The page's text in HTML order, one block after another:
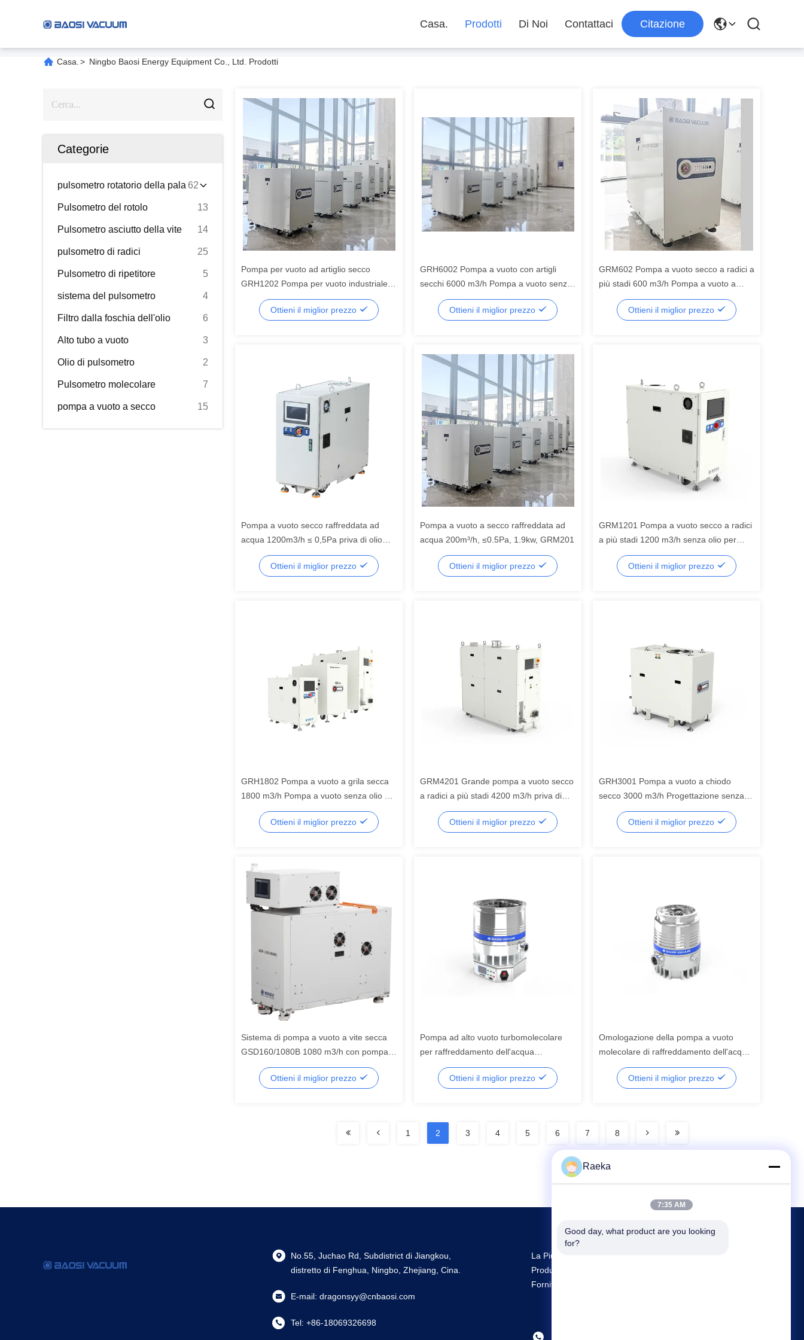
Casa. Prodotti Di Noi Contattaci Citazione
Casa. > Ningbo Baosi Energy Equipment Co., Ltd. Prodotti
Categorie
pulsometro rotatorio della pala 62
Pulsometro del rotolo 13
Pulsometro asciutto della vite 14
pulsometro di radici 25
Pulsometro di ripetitore 5
sistema del pulsometro 4
Filtro dalla foschia dell'olio 6
Alto tubo a vuoto 3
Olio di pulsometro 2
Pulsometro molecolare 7
pompa a vuoto a secco 15
Pompa per vuoto ad artiglio secco
GRH1202 Pompa per vuoto industriale
senza olio da 1200 m³/h per processo
CVD a semiconduttore
Ottieni il miglior prezzo
GRH6002 Pompa a vuoto con artigli
secchi 6000 m3/h Pompa a vuoto senza
olio ad altissima capacità per il processo
dei semiconduttori
Ottieni il miglior prezzo
GRM602 Pompa a vuoto secco a radici a
più stadi 600 m3/h Pompa a vuoto a
media capacità senza olio per il
processo dei semiconduttori
Ottieni il miglior prezzo
Pompa a vuoto secco raffreddata ad
acqua 1200m3/h ≤ 0,5Pa priva di olio
per applicazioni industriali
Ottieni il miglior prezzo
Pompa a vuoto a secco raffreddata ad
acqua 200m³/h, ≤0.5Pa, 1.9kw, GRM201
Ottieni il miglior prezzo
GRM1201 Pompa a vuoto secco a radici
a più stadi 1200 m3/h senza olio per
semiconduttori PECVD MOCVD
Ottieni il miglior prezzo
GRH1802 Pompa a vuoto a grila secca
1800 m3/h Pompa a vuoto senza olio ad
alta velocità per la produzione di
semiconduttoriOttieni il miglior prezzo
GRM4201 Grande pompa a vuoto secco
a radici a più stadi 4200 m3/h priva di
olio per il trasferimento di carico
Ottieni il miglior prezzo
GRH3001 Pompa a vuoto a chiodo
secco 3000 m3/h Progettazione senza
olio per il processo dei semiconduttori
Ottieni il miglior prezzo
Sistema di pompa a vuoto a vite secca
GSD160/1080B 1080 m3/h con pompa
di riserva GSD160
Ottieni il miglior prezzo
Pompa ad alto vuoto turbomolecolare
per raffreddamento dell'acqua
DFFZ250/2000PM-W 2000 L/S per
semiconduttoriOttieni il miglior prezzo
Omologazione della pompa a vuoto
molecolare di raffreddamento dell'acqua
FFZ250/2000PM-W
Ottieni il miglior prezzo
1 2 3 4 5 6 7 8
No.55, Juchao Rd, Subdistrict di Jiangkou,
distretto di Fenghua, Ningbo, Zhejiang, Cina.
E-mail: dragonsyy@cnbaosi.com
Tel: +86-18069326698
La Più Grande Ricerca E Sviluppo E
Produzione Rotary Vane Vacuum Pump
Fornitore In Cina
Raeka
7:35 AM
Good day, what product are you looking
for?